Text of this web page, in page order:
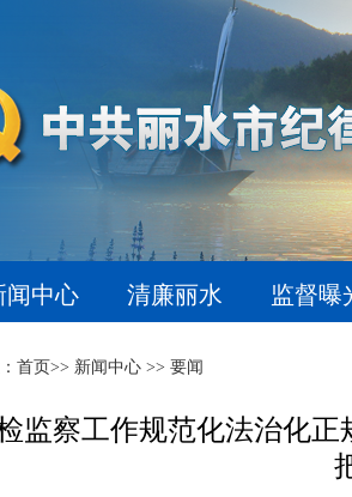
闻中心 清廉丽水 监督曝
首页>> 新闻中心 >> 要闻
监察工作规范化法治化